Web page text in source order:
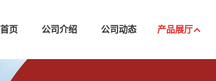
页 公司介绍 公司动态 产品展厅